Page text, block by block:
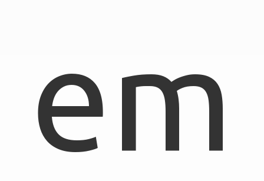
em